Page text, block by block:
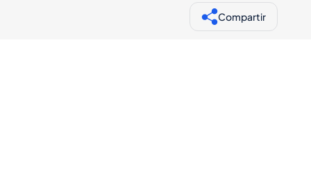
Compartir